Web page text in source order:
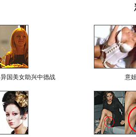
异国美女助兴中德战 意